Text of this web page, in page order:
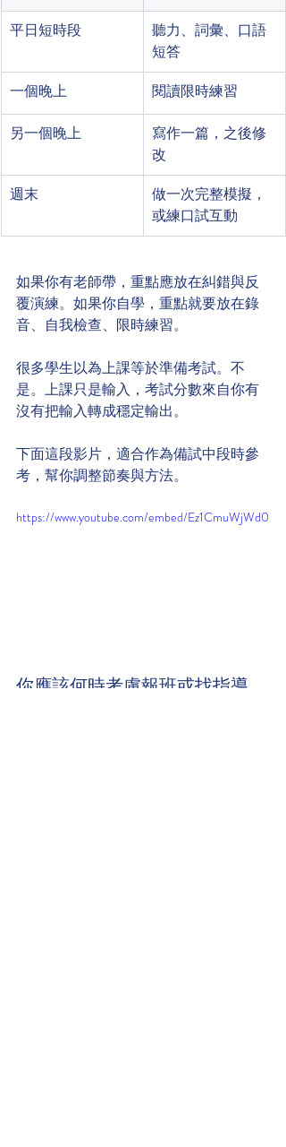
平日短時段
聽力、詞彙、口語
短答
一個晚上
閱讀限時練習
另一個晚上
寫作一篇，之後修
改
週末
做一次完整模擬，
或練口試互動
如果你有老師帶，重點應放在糾錯與反
覆演練。如果你自學，重點就要放在錄
音、自我檢查、限時練習。
很多學生以為上課等於準備考試。不
是。上課只是輸入，考試分數來自你有
沒有把輸入轉成穩定輸出。
下面這段影片，適合作為備試中段時參
考，幫你調整節奏與方法。
https://www.youtube.com/embed/Ez1CmuWjWd0
你應該何時考慮報班或找指導